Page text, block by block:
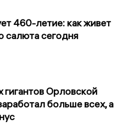
460-летие: как живет
салюта сегодня
гигантов Орловской
больше всех, а